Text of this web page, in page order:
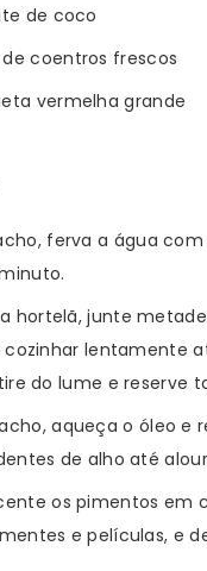
de coco
coentros frescos
vermelha grande
ferva a água
hortelã, junte
cozinhar lentamente
do lume e reserve
aqueça o óleo e
de alho até
os pimentos em
e películas, e